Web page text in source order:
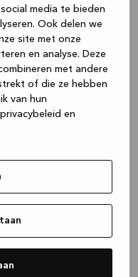
media te bieden
Ook delen we
site met onze
en analyse. Deze
met andere
of die ze hebben
van hun
en
console for more
.